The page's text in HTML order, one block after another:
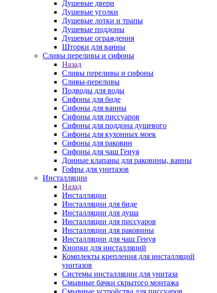
Душевые двери
Душевые уголки
Душевые лотки и трапы
Душевые поддоны
Душевые ограждения
Шторки для ванны
Сливы переливы и сифоны
Назад
Сливы переливы и сифоны
Сливы-переливы
Подводы для воды
Сифоны для биде
Сифоны для ванны
Сифоны для писсуаров
Сифоны для поддона душевого
Сифоны для кухонных моек
Сифоны для раковин
Сифоны для чаш Генуя
Донные клапаны для раковины, ванны
Гофры для унитазов
Инсталляции
Назад
Инсталляции
Инсталляции для биде
Инсталляции для душа
Инсталляции для писсуаров
Инсталляции для раковины
Инсталляции для чаш Генуя
Кнопки для инсталляций
Комплекты крепления для инсталляций
унитазов
Системы инсталляции для унитаза
Смывные бачки скрытого монтажа
Смывные устройства для писсуаров